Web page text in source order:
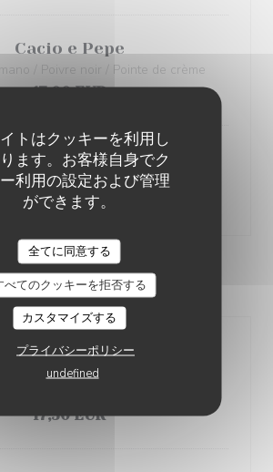
トはクッキーを利用し
ます。お客様自身でク
利用の設定および管理
ができます。
全てに同意する
べてのクッキーを拒否する
カスタマイズする
プライバシーポリシー
undefined
Cacio e Pepe
/ Poivre noir / Pointe de crème
17,00 EUR
Al Salmone
fumé / citron / aneth / œufs de truite
20,00 EUR
INSALATE
Insalata Golosa
/ jambon de parme affiné 22 mois /
17,50 EUR